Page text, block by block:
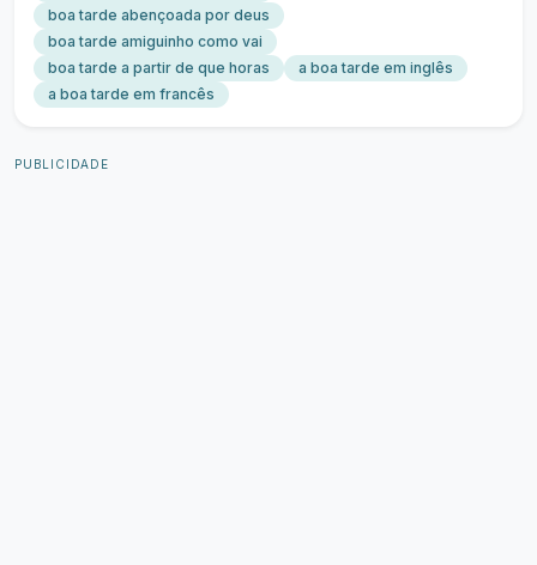
boa tarde abençoada por deus
boa tarde amiguinho como vai
boa tarde a partir de que horas
a boa tarde em inglês
a boa tarde em francês
PUBLICIDADE